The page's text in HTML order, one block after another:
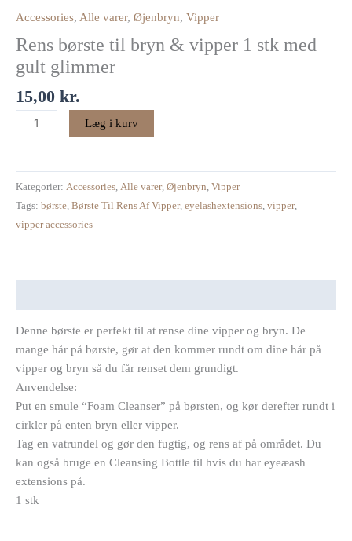
Accessories, Alle varer, Øjenbryn, Vipper
Rens børste til bryn & vipper 1 stk med
gult glimmer
15,00 kr.
vipper
1
stk
med
gult
glimmer
antal
Læg i kurv
Kategorier: Accessories Alle varer, Øjenbryn Vipper
Tags: børste Børste Til Rens Af Vipper, eyelashextensions vipper,
vipper accessories
Denne børste er perfekt til at rense dine vipper og bryn. De
mange hår på børste, gør at den kommer rundt om dine hår på
vipper og bryn så du får renset dem grundigt.
Anvendelse:
Put en smule “Foam Cleanser” på børsten, og kør derefter rundt i
cirkler på enten bryn eller vipper.
Tag en vatrundel og gør den fugtig, og rens af på området. Du
kan også bruge en Cleansing Bottle til hvis du har eyeæash
extensions på.
1 stk